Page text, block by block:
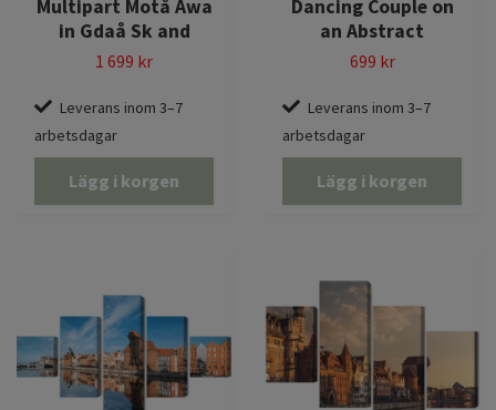
Multipart Motå Awa
in Gdaå Sk and
1 699 kr
Leverans inom 3–7
arbetsdagar
Lägg i korgen
Dancing Couple on
an Abstract
699 kr
Leverans inom 3–7
arbetsdagar
Lägg i korgen